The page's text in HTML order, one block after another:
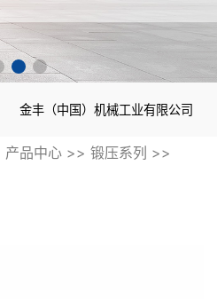
金丰（中国）机械工业有限公司
产品中心>> 锻压系列 >>